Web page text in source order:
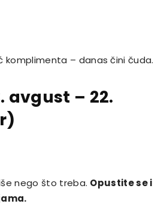
komplimenta – danas čini čuda.
avgust – 22.
nego što treba. Opustite se i